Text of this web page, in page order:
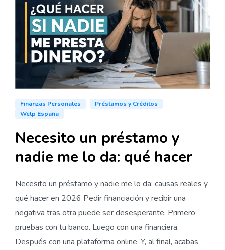
Finanzas Personales
Préstamos y Créditos
Welp España
Necesito un préstamo y
nadie me lo da: qué hacer
Necesito un préstamo y nadie me lo da: causas reales y
qué hacer en 2026 Pedir financiación y recibir una
negativa tras otra puede ser desesperante. Primero
pruebas con tu banco. Luego con una financiera.
Después con una plataforma online. Y, al final, acabas